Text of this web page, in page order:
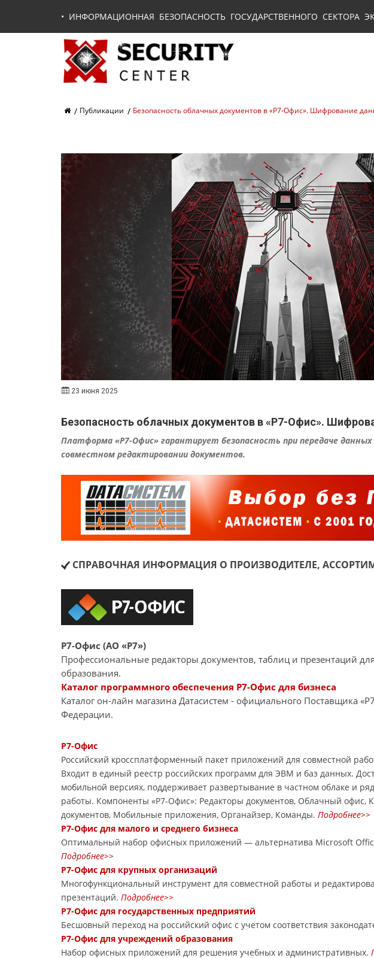
• ИНФОРМАЦИОННАЯ БЕЗОПАСНОСТЬ ГОСУДАРСТВЕННОГО
Публикации Безопасность облачных документов в «Р7-Офис». Шифрование
23 июня 2025
Безопасность облачных документов в «Р7-Офис».
Платформа «Р7-Офис» гарантирует безопасность при передаче
совместном редактировании документов.
СПРАВОЧНАЯ ИНФОРМАЦИЯ О ПРОИЗВОДИТЕЛЕ,
Р7-Офис (АО «Р7»)
Профессиональные редакторы документов, таблиц и презентаций
образования.
Каталог программного обеспечения Р7-Офис для бизнеса
Каталог он-лайн магазина Датасиcтем - официального Поставщика
Федерации.
Р7-Офис
Российский кроссплатформенный пакет приложений для совместной
Входит в единый реестр российских программ для ЭВМ и баз данных.
мобильной версиях, поддерживает развертывание в частном облаке и
работы. Компоненты «Р7-Офис»: Редакторы документов, Облачный офис,
документов, Мобильные приложения, Органайзер, Команды. Подробнее>>
Р7-Офис для малого и среднего бизнеса
Оптимальный набор офисных приложений — альтернатива Microsoft
Подробнее>>
Р7-Офис для крупных организаций
Многофункциональный инструмент для совместной работы и
презентаций. Подробнее>>
Р7-Офис для государственных предприятий
Бесшовный переход на российский офис с учетом соответствия
Р7-Офис для учреждений образования
Набор офисных приложений для решения учебных и административных.